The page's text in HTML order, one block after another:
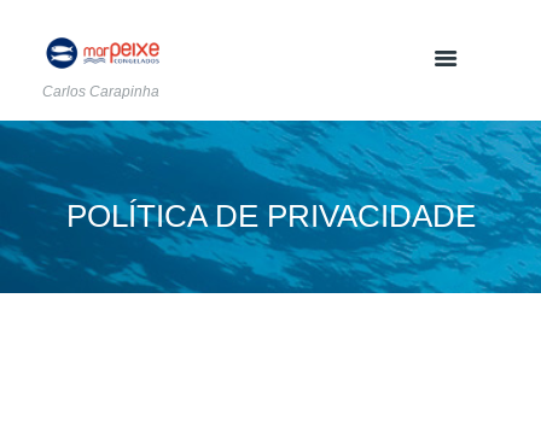
Carlos Carapinha
POLÍTICA DE PRIVACIDADE